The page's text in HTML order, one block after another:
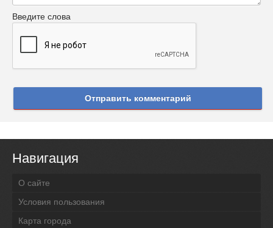
Введите слова
Отправить комментарий
Навигация
О сайте
Условия пользования
Карта города